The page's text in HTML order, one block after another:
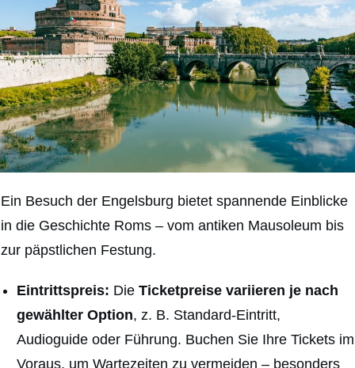
Ein Besuch der Engelsburg bietet spannende Einblicke
in die Geschichte Roms – vom antiken Mausoleum bis
zur päpstlichen Festung.
Eintrittspreis: Die Ticketpreise variieren je nach
gewählter Option, z. B. Standard-Eintritt,
Audioguide oder Führung. Buchen Sie Ihre Tickets im
Voraus, um Wartezeiten zu vermeiden – besonders